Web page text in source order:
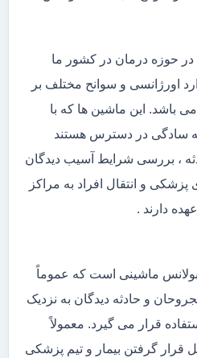
در حوزه درمان در کشور ما
اورژانسی و سوانح مختلف بر
باشد. این ماشین ها که با
تلفن معروف ۱۱۵ به سادگی در دسترس هستند
، بررسی شرایط آسیب دیدگان
و انتقال افراد به مراکز
دارند .
ماشینی است که عموماً
و حادثه دیدگان به نزدیک
قرار می گیرد. معمولاً
قرار گرفتن بیمار و تیم پزشکی